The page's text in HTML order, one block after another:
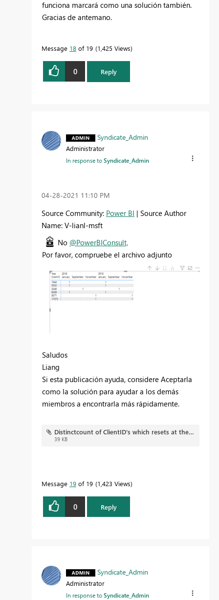
funciona marcará como una solución también.
Gracias de antemano.
Message 18 of 19 1,425 Views
0 Reply
Syndicate_Admin
Administrator
In response toSyndicate_Admin
‎04-28-2021 11:10 PM
Source Community: Power BI | Source Author
Name: V-lianl-msft
No @PowerBIConsult,
Por favor, compruebe el archivo adjunto
Saludos
Liang
Si esta publicación ayuda, considere Aceptarla
como la solución para ayudar a los demás
miembros a encontrarla más rápidamente.
Distinctcount of ClientID's which resets at the start of every year.pbix
39 KB
Message 19 of 19 1,423 Views
0 Reply
Syndicate_Admin
Administrator
In response toSyndicate_Admin